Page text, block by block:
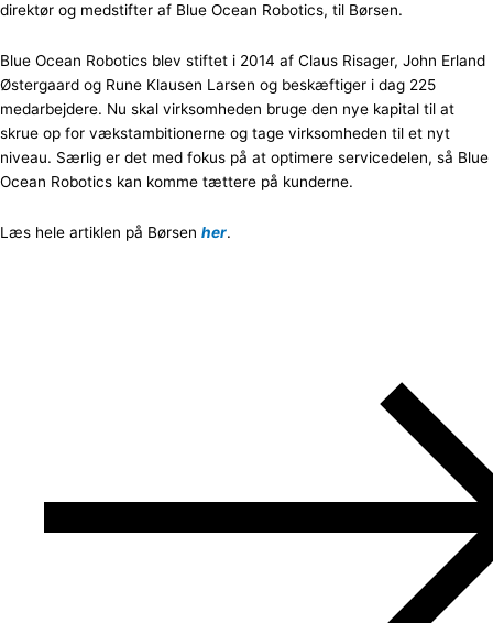
direktør og medstifter af Blue Ocean Robotics, til Børsen.
Blue Ocean Robotics blev stiftet i 2014 af Claus Risager, John Erland
Østergaard og Rune Klausen Larsen og beskæftiger i dag 225
medarbejdere. Nu skal virksomheden bruge den nye kapital til at
skrue op for vækstambitionerne og tage virksomheden til et nyt
niveau. Særlig er det med fokus på at optimere servicedelen, så Blue
Ocean Robotics kan komme tættere på kunderne.
Læs hele artiklen på Børsen her.